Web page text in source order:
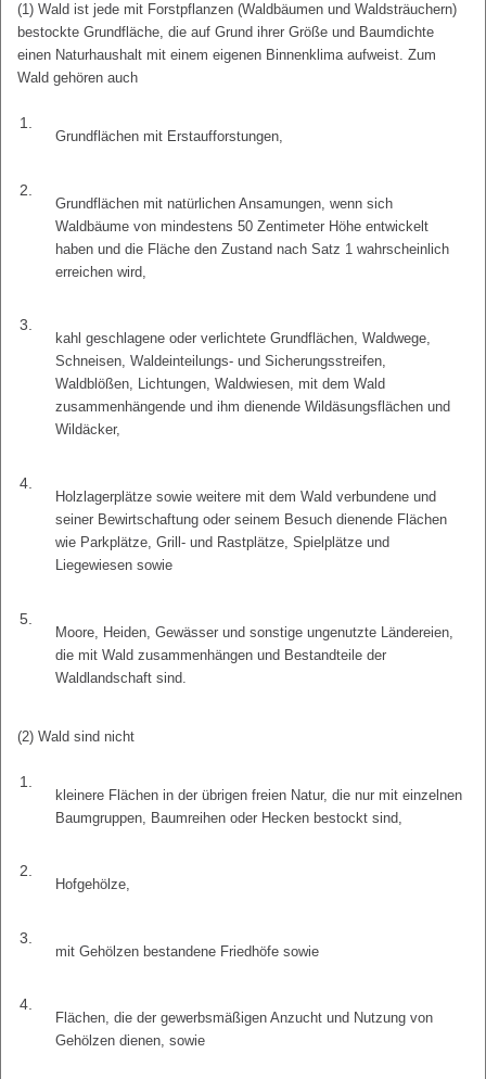
(1) Wald ist jede mit Forstpflanzen (Waldbäumen und Waldsträuchern)
bestockte Grundfläche, die auf Grund ihrer Größe und Baumdichte
einen Naturhaushalt mit einem eigenen Binnenklima aufweist. Zum
Wald gehören auch
1.
Grundflächen mit Erstaufforstungen,
2.
Grundflächen mit natürlichen Ansamungen, wenn sich
Waldbäume von mindestens 50 Zentimeter Höhe entwickelt
haben und die Fläche den Zustand nach Satz 1 wahrscheinlich
erreichen wird,
3.
kahl geschlagene oder verlichtete Grundflächen, Waldwege,
Schneisen, Waldeinteilungs- und Sicherungsstreifen,
Waldblößen, Lichtungen, Waldwiesen, mit dem Wald
zusammenhängende und ihm dienende Wildäsungsflächen und
Wildäcker,
4.
Holzlagerplätze sowie weitere mit dem Wald verbundene und
seiner Bewirtschaftung oder seinem Besuch dienende Flächen
wie Parkplätze, Grill- und Rastplätze, Spielplätze und
Liegewiesen sowie
5.
Moore, Heiden, Gewässer und sonstige ungenutzte Ländereien,
die mit Wald zusammenhängen und Bestandteile der
Waldlandschaft sind.
(2) Wald sind nicht
1.
kleinere Flächen in der übrigen freien Natur, die nur mit einzelnen
Baumgruppen, Baumreihen oder Hecken bestockt sind,
2.
Hofgehölze,
3.
mit Gehölzen bestandene Friedhöfe sowie
4.
Flächen, die der gewerbsmäßigen Anzucht und Nutzung von
Gehölzen dienen, sowie